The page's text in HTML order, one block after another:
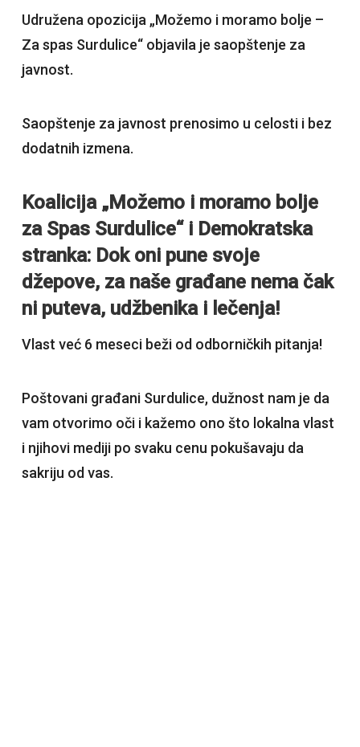
Udružena opozicija „Možemo i moramo bolje –
Za spas Surdulice“ objavila je saopštenje za
javnost.
Saopštenje za javnost prenosimo u celosti i bez
dodatnih izmena.
Koalicija „Možemo i moramo bolje
za Spas Surdulice“ i Demokratska
stranka: Dok oni pune svoje
džepove, za naše građane nema čak
ni puteva, udžbenika i lečenja!
Vlast već 6 meseci beži od odborničkih pitanja!
Poštovani građani Surdulice, dužnost nam je da
vam otvorimo oči i kažemo ono što lokalna vlast
i njihovi mediji po svaku cenu pokušavaju da
sakriju od vas.